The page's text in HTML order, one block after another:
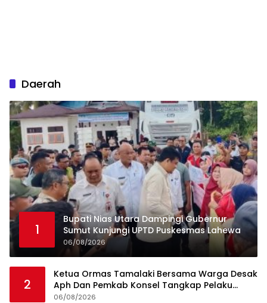
Daerah
1
Bupati Nias Utara Dampingi Gubernur
Sumut Kunjungi UPTD Puskesmas Lahewa
06/08/2026
2
Ketua Ormas Tamalaki Bersama Warga Desak
Aph Dan Pemkab Konsel Tangkap Pelaku
Angkut Cangkang Sawit Overload, Truk PT KAP
06/08/2026